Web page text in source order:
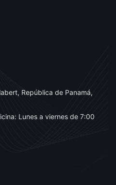
República de Panamá,
Lunes a viernes de 7:00